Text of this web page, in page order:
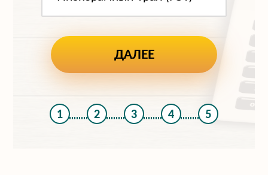
1 2 3 4 5